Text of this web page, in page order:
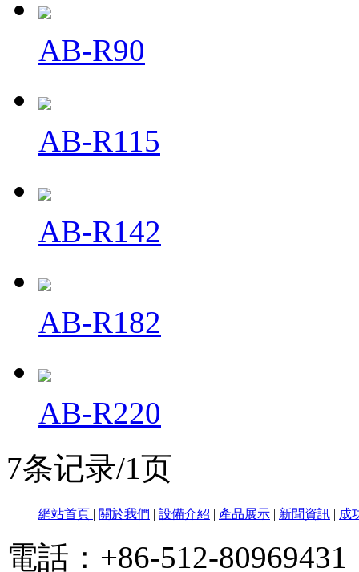
AB-R90
AB-R115
AB-R142
AB-R182
AB-R220
7条记录/1页
網站首頁 | 關於我們 | 設備介紹 | 產品展示 | 新聞資訊 | 成
電話：+86-512-